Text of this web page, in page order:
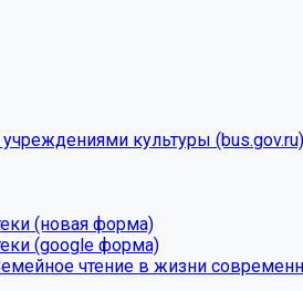
культуры (bus.gov.ru)
(новая форма)
(google форма)
чтение в жизни